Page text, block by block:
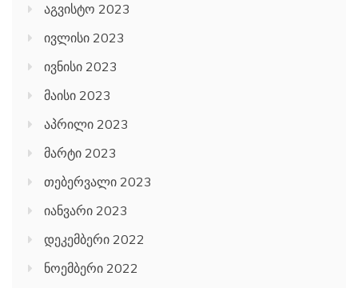
აგვისტო 2023
ივლისი 2023
ივნისი 2023
მაისი 2023
აპრილი 2023
მარტი 2023
თებერვალი 2023
იანვარი 2023
დეკემბერი 2022
ნოემბერი 2022